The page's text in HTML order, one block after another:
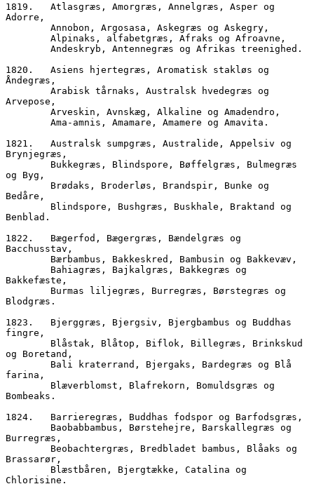
1819.	Atlasgræs, Amorgræs, Annelgræs, Asper og
Adorre,
        Annobon, Argosasa, Askegræs og Askegry,
        Alpinaks, alfabetgræs, Afraks og Afroavne,
        Andeskryb, Antennegræs og Afrikas treenighed.
1820.	Asiens hjertegræs, Aromatisk stakløs og
Åndegræs,
Arvepose,
        Arveskin, Avnskæg, Alkaline og Amadendro,
        Ama-amnis, Amamare, Amamere og Amavita.
1821.	Australsk sumpgræs, Australide, Appelsiv og
Brynjegræs,
og Byg,
Bedåre,
Benblad.
1822.	Bægerfod, Bægergræs, Bændelgræs og
Bacchusstav,
        Bærbambus, Bakkeskred, Bambusin og Bakkevæv,
Bakkefæste,
Blodgræs.
1823.	Bjerggræs, Bjergsiv, Bjergbambus og Buddhas
fingre,
og Boretand,
farina,
Bombeaks.
Burregræs,
Brassarør,
Chlorisine.